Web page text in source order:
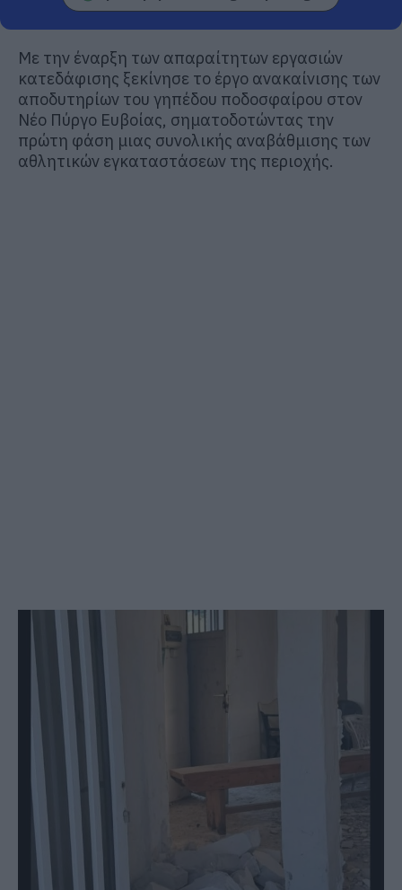
Με την έναρξη των απαραίτητων εργασιών
κατεδάφισης ξεκίνησε το έργο ανακαίνισης των
αποδυτηρίων του γηπέδου ποδοσφαίρου στον
Νέο Πύργο Ευβοίας, σηματοδοτώντας την
πρώτη φάση μιας συνολικής αναβάθμισης των
αθλητικών εγκαταστάσεων της περιοχής.